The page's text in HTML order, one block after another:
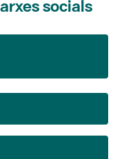
socials